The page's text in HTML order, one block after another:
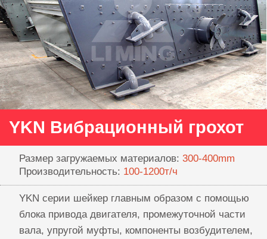
YKN Вибрационный грохот
Размер загружаемых материалов: 300-400mm
Производительность: 100-1200т/ч
YKN серии шейкер главным образом с помощью
блока привода двигателя, промежуточной части
вала, упругой муфты, компоненты возбудителем,